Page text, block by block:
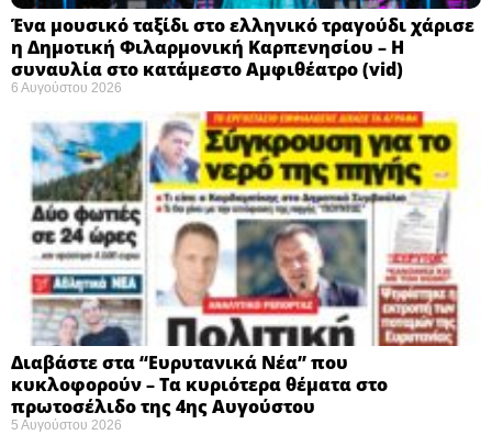
Ένα μουσικό ταξίδι στο ελληνικό τραγούδι χάρισε
η Δημοτική Φιλαρμονική Καρπενησίου – Η
συναυλία στο κατάμεστο Αμφιθέατρο (vid)
6 Αυγούστου 2026
Διαβάστε στα “Ευρυτανικά Νέα” που
κυκλοφορούν – Τα κυριότερα θέματα στο
πρωτοσέλιδο της 4ης Αυγούστου
5 Αυγούστου 2026